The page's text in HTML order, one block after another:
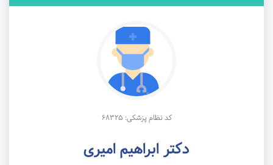
کد نظام پزشکی: 68325
دکتر ابراهیم امیری